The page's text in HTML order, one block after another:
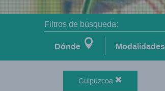
Filtros de búsqueda:
Dónde Modalidades
Guipúzcoa